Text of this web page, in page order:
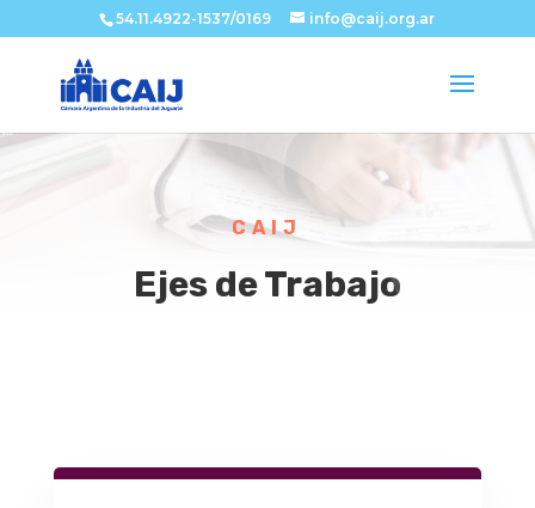
54.11.4922-1537/0169 info@caij.org.ar
CAIJ
Ejes de Trabajo